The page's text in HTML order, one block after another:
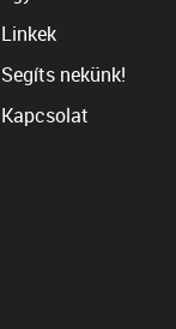
Linkek
Segíts nekünk!
Kapcsolat